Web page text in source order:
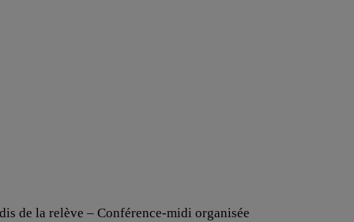
de la relève – Conférence-midi organisée